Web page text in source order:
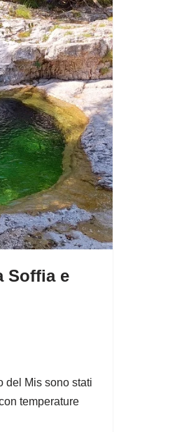
Soffia e
del Mis sono stati
temperature